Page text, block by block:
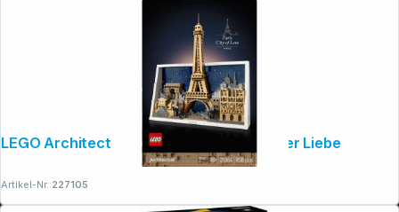
LEGO Architecture 21064 Paris - Stadt der Liebe
Artikel-Nr.:227105